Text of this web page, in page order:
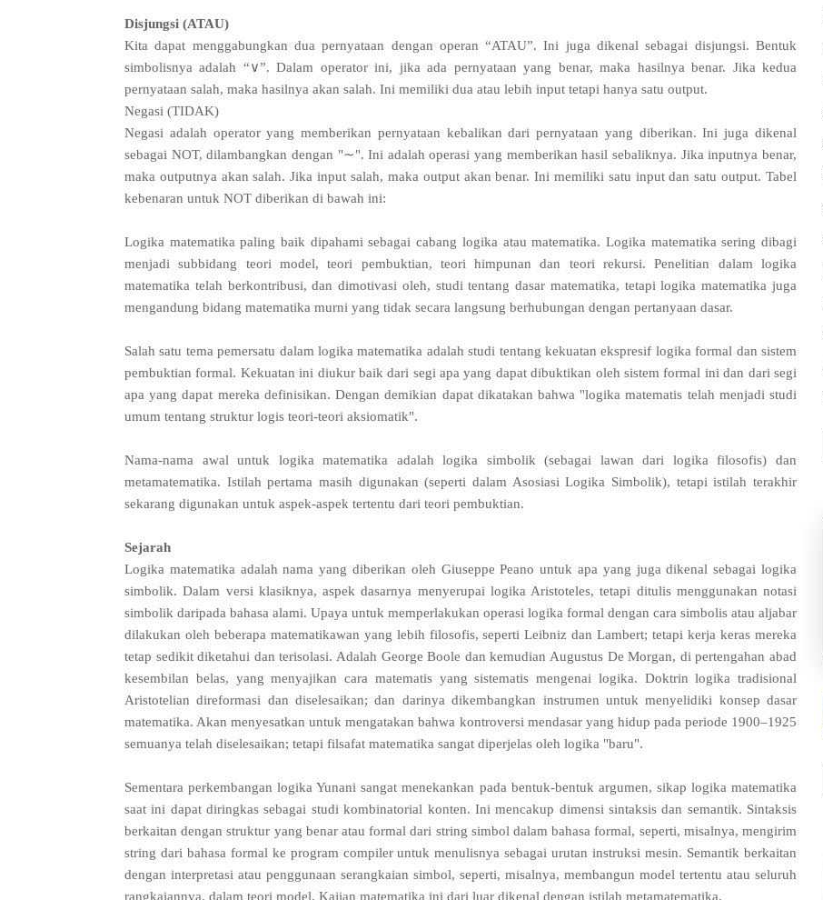
Disjungsi (ATAU)
Kita dapat menggabungkan dua pernyataan dengan operan “ATAU”. Ini juga dikenal sebagai disjungsi. Bentuk
simbolisnya adalah “∨”. Dalam operator ini, jika ada pernyataan yang benar, maka hasilnya benar. Jika kedua
pernyataan salah, maka hasilnya akan salah. Ini memiliki dua atau lebih input tetapi hanya satu output.
Negasi (TIDAK)
Negasi adalah operator yang memberikan pernyataan kebalikan dari pernyataan yang diberikan. Ini juga dikenal
sebagai NOT, dilambangkan dengan "∼". Ini adalah operasi yang memberikan hasil sebaliknya. Jika inputnya benar,
maka outputnya akan salah. Jika input salah, maka output akan benar. Ini memiliki satu input dan satu output. Tabel
kebenaran untuk NOT diberikan di bawah ini:
Logika matematika paling baik dipahami sebagai cabang logika atau matematika. Logika matematika sering dibagi
menjadi subbidang teori model, teori pembuktian, teori himpunan dan teori rekursi. Penelitian dalam logika
matematika telah berkontribusi, dan dimotivasi oleh, studi tentang dasar matematika, tetapi logika matematika juga
mengandung bidang matematika murni yang tidak secara langsung berhubungan dengan pertanyaan dasar.
Salah satu tema pemersatu dalam logika matematika adalah studi tentang kekuatan ekspresif logika formal dan sistem
pembuktian formal. Kekuatan ini diukur baik dari segi apa yang dapat dibuktikan oleh sistem formal ini dan dari segi
apa yang dapat mereka definisikan. Dengan demikian dapat dikatakan bahwa "logika matematis telah menjadi studi
umum tentang struktur logis teori-teori aksiomatik".
Nama-nama awal untuk logika matematika adalah logika simbolik (sebagai lawan dari logika filosofis) dan
metamatematika. Istilah pertama masih digunakan (seperti dalam Asosiasi Logika Simbolik), tetapi istilah terakhir
sekarang digunakan untuk aspek-aspek tertentu dari teori pembuktian.
Sejarah
Logika matematika adalah nama yang diberikan oleh Giuseppe Peano untuk apa yang juga dikenal sebagai logika
simbolik. Dalam versi klasiknya, aspek dasarnya menyerupai logika Aristoteles, tetapi ditulis menggunakan notasi
simbolik daripada bahasa alami. Upaya untuk memperlakukan operasi logika formal dengan cara simbolis atau aljabar
dilakukan oleh beberapa matematikawan yang lebih filosofis, seperti Leibniz dan Lambert; tetapi kerja keras mereka
tetap sedikit diketahui dan terisolasi. Adalah George Boole dan kemudian Augustus De Morgan, di pertengahan abad
kesembilan belas, yang menyajikan cara matematis yang sistematis mengenai logika. Doktrin logika tradisional
Aristotelian direformasi dan diselesaikan; dan darinya dikembangkan instrumen untuk menyelidiki konsep dasar
matematika. Akan menyesatkan untuk mengatakan bahwa kontroversi mendasar yang hidup pada periode 1900–1925
semuanya telah diselesaikan; tetapi filsafat matematika sangat diperjelas oleh logika "baru".
Sementara perkembangan logika Yunani sangat menekankan pada bentuk-bentuk argumen, sikap logika matematika
saat ini dapat diringkas sebagai studi kombinatorial konten. Ini mencakup dimensi sintaksis dan semantik. Sintaksis
berkaitan dengan struktur yang benar atau formal dari string simbol dalam bahasa formal, seperti, misalnya, mengirim
string dari bahasa formal ke program compiler untuk menulisnya sebagai urutan instruksi mesin. Semantik berkaitan
dengan interpretasi atau penggunaan serangkaian simbol, seperti, misalnya, membangun model tertentu atau seluruh
rangkaiannya, dalam teori model. Kajian matematika ini dari luar dikenal dengan istilah metamatematika.